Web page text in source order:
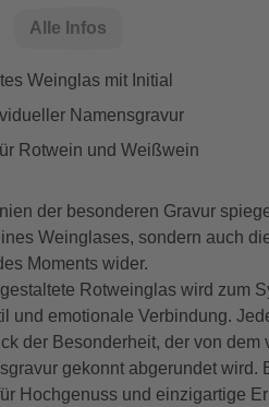
Alle Infos
Weinglas mit Initial
Namensgravur
Rotwein und Weißwein
der besonderen Gravur
Weinglases, sondern auch
Moments wider.
Rotweinglas wird zum
und emotionale Verbindung.
der Besonderheit, der von dem
gekonnt abgerundet wird.
Hochgenuss und einzigartige